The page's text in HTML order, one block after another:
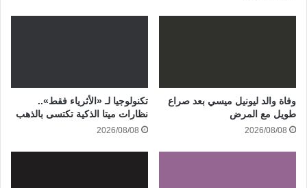
وفاة والد ليونيل ميسي بعد صراع
طويل مع المرض
2026/08/08
تكنولوجيا لـ «الأثرياء فقط»..
نظارات ميتا الذكية تكتسى بالذهب
2026/08/08